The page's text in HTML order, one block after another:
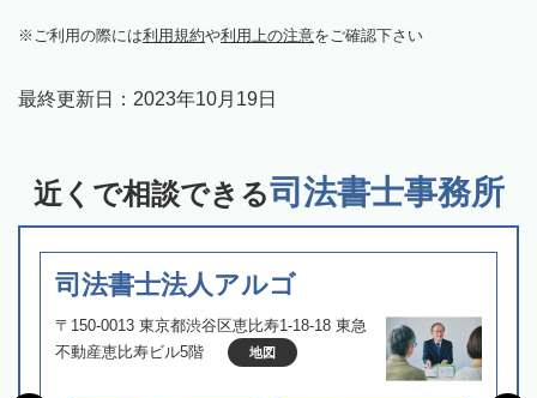
ご利用の際には利用規約や利用上の注意をご確認下さい
最終更新日： 2023年10月19日
近くで相談できる司法書士事務所
司法書士法人アルゴ
〒150-0013 東京都渋谷区恵比寿1-18-18 東急
不動産恵比寿ビル5階
地図